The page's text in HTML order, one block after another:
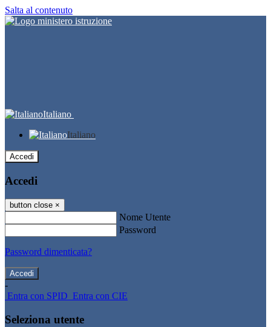
Salta al contenuto
Italiano
Italiano
Accedi
Accedi
button close ×
Nome Utente
Password
Password dimenticata?
-
Entra con SPID Entra con CIE
Seleziona utente